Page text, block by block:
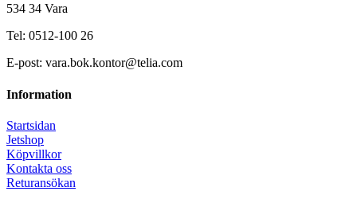
534 34 Vara
Tel: 0512-100 26
E-post: vara.bok.kontor@telia.com
Information
Startsidan
Jetshop
Köpvillkor
Kontakta oss
Returansökan